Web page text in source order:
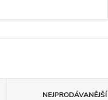
NEJPRODÁVANĚJŠÍ